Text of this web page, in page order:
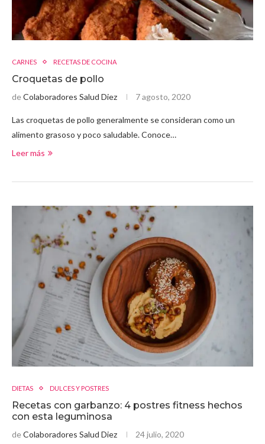
CARNES RECETAS DE COCINA
Croquetas de pollo
deColaboradores Salud Diez 7 agosto, 2020
Las croquetas de pollo generalmente se consideran como un
alimento grasoso y poco saludable. Conoce…
Leer más
DIETAS DULCES Y POSTRES
Recetas con garbanzo: 4 postres fitness hechos
con esta leguminosa
deColaboradores Salud Diez 24 julio, 2020